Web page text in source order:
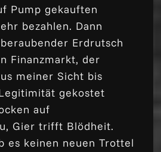
Pump gekauften
bezahlen. Dann
Erdrutsch
Finanzmarkt, der
meiner Sicht bis
gekostet
auf
Gier trifft Blödheit.
es keinen neuen Trottel